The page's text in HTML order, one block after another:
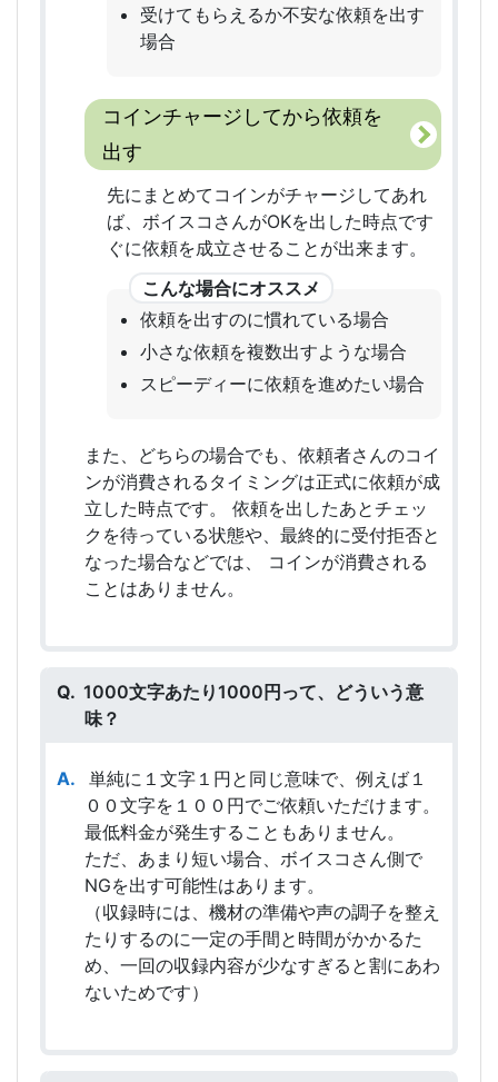
受けてもらえるか不安な依頼を出す
場合
コインチャージしてから依頼を
出す
先にまとめてコインがチャージしてあれ
ば、ボイスコさんがOKを出した時点です
ぐに依頼を成立させることが出来ます。
依頼を出すのに慣れている場合
小さな依頼を複数出すような場合
スピーディーに依頼を進めたい場合
また、どちらの場合でも、依頼者さんのコイ
ンが消費されるタイミングは正式に依頼が成
立した時点です。 依頼を出したあとチェッ
クを待っている状態や、最終的に受付拒否と
なった場合などでは、 コインが消費される
ことはありません。
1000文字あたり1000円って、どういう意
味？
単純に１文字１円と同じ意味で、例えば１
００文字を１００円でご依頼いただけます。
最低料金が発生することもありません。
ただ、あまり短い場合、ボイスコさん側で
NGを出す可能性はあります。
（収録時には、機材の準備や声の調子を整え
たりするのに一定の手間と時間がかかるた
め、一回の収録内容が少なすぎると割にあわ
ないためです）